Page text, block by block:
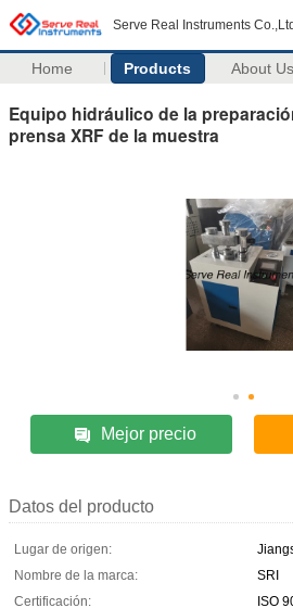
Serve Real Instruments Co.,Ltd
Home Products About Us
Equipo hidráulico de la
prensa XRF de la muestra
Mejor precio
Datos del producto
Lugar de origen:
Nombre de la marca:
SRI
Certificación:
ISO